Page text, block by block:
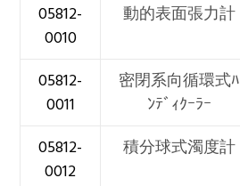
05812-
0010
動的表面張力計
05812-
0011
密閉系向循環式ﾊ
ﾝﾃﾞｨｸｰﾗｰ
05812-
0012
積分球式濁度計